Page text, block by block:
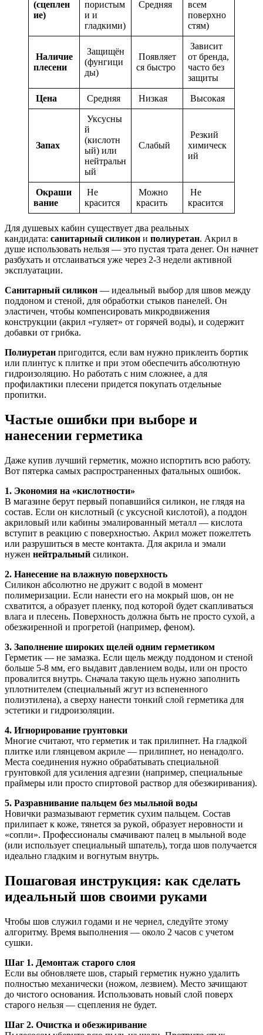
(сцеплен
ие)
пористым
и и
гладкими)
Средняя
всем
поверхно
стям)
Наличие
плесени
Защищён
(фунгици
ды)
Появляет
ся быстро
Зависит
от бренда,
часто без
защиты
Цена Средняя Низкая Высокая
Запах
Уксусны
й
(кислотн
ый) или
нейтральн
ый
Слабый
Резкий
химическ
ий
Окраши
вание
Не
красится
Можно
красить
Не
красится
Для душевых кабин существует два реальных
кандидата: санитарный силикон и полиуретан. Акрил в
душе использовать нельзя — это пустая трата денег. Он начнет
разбухать и отслаиваться уже через 2-3 недели активной
эксплуатации.
Санитарный силикон — идеальный выбор для швов между
поддоном и стеной, для обработки стыков панелей. Он
эластичен, чтобы компенсировать микродвижения
конструкции (акрил «гуляет» от горячей воды), и содержит
добавки от грибка.
Полиуретан пригодится, если вам нужно приклеить бортик
или плинтус к плитке и при этом обеспечить абсолютную
гидроизоляцию. Но работать с ним сложнее, а для
профилактики плесени придется покупать отдельные
пропитки.
Частые ошибки при выборе и
нанесении герметика
Даже купив лучший герметик, можно испортить всю работу.
Вот пятерка самых распространенных фатальных ошибок.
1. Экономия на «кислотности»
В магазине берут первый попавшийся силикон, не глядя на
состав. Если он кислотный (с уксусной кислотой), а поддон
акриловый или кабины эмалированный металл — кислота
вступит в реакцию с поверхностью. Акрил может пожелтеть
или разрушиться в месте контакта. Для акрила и эмали
нужен нейтральный силикон.
2. Нанесение на влажную поверхность
Силикон абсолютно не дружит с водой в момент
полимеризации. Если нанести его на мокрый шов, он не
схватится, а образует пленку, под которой будет скапливаться
влага и плесень. Поверхность должна быть не просто сухой, а
обезжиренной и прогретой (например, феном).
3. Заполнение широких щелей одним герметиком
Герметик — не замазка. Если щель между поддоном и стеной
больше 5-8 мм, его выдавит давлением воды, или он просто
провалится внутрь. Сначала такую щель нужно заполнить
уплотнителем (специальный жгут из вспененного
полиэтилена), а сверху нанести тонкий слой герметика для
эстетики и гидроизоляции.
4. Игнорирование грунтовки
Многие считают, что герметик и так прилипнет. На гладкой
плитке или глянцевом акриле — прилипнет, но ненадолго.
Места соединения нужно обрабатывать специальной
грунтовкой для усиления адгезии (например, специальные
праймеры или просто спиртовой раствор для обезжиривания).
5. Разравнивание пальцем без мыльной воды
Новички размазывают герметик сухим пальцем. Состав
прилипает к коже, тянется за рукой, образует неровности и
«сопли». Профессионалы смачивают палец в мыльной воде
(или использует специальный шпатель), тогда шов получается
идеально гладким и вогнутым внутрь.
Пошаговая инструкция: как сделать
идеальный шов своими руками
Чтобы шов служил годами и не чернел, следуйте этому
алгоритму. Время выполнения — около 2 часов с учетом
сушки.
Шаг 1. Демонтаж старого слоя
Если вы обновляете шов, старый герметик нужно удалить
полностью механически (ножом, лезвием). Место зачищают
до чистого основания. Использовать новый слой поверх
старого нельзя — сцепления не будет.
Шаг 2. Очистка и обезжиривание